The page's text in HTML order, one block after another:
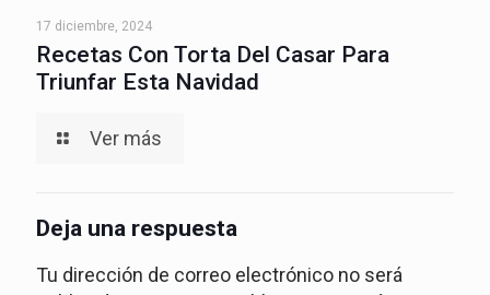
17 diciembre, 2024
Recetas Con Torta Del Casar Para
Triunfar Esta Navidad
Ver más
Deja una respuesta
Tu dirección de correo electrónico no será